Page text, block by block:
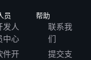
员
发人
中心
件开
帮助
联系我
们
提交支